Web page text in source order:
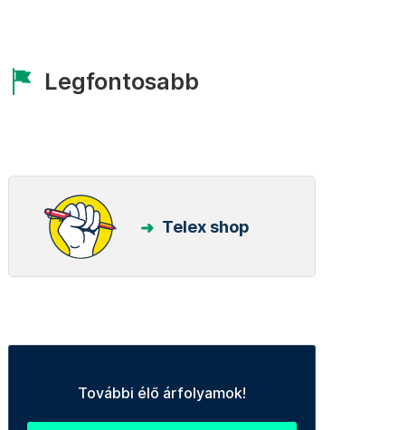
Legfontosabb
Telex shop
További élő árfolyamok!